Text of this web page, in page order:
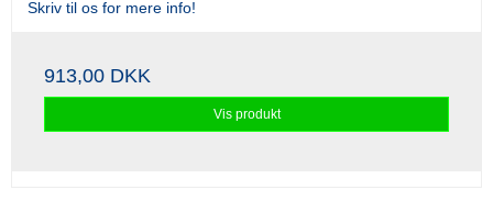
Skriv til os for mere info!
913,00 DKK
Vis produkt